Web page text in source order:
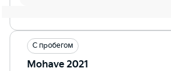
С пробегом
Mohave 2021